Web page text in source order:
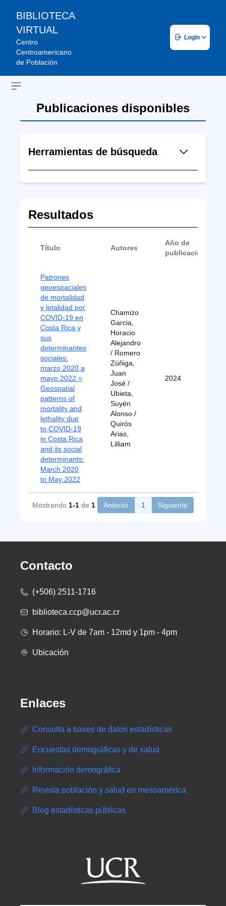
BIBLIOTECA
VIRTUAL
Centro
Centroamericano
de Población
Login
Open sidebar
Publicaciones disponibles
Herramientas de búsqueda
Resultados
Título Autores
Año de
publicación
Patrones
geoespaciales
de mortalidad
y letalidad por
COVID-19 en
Costa Rica y
sus
determinantes
sociales:
marzo 2020 a
mayo 2022 =
Geospatial
patterns of
mortality and
lethality due
to COVID-19
in Costa Rica
and its social
determinants:
March 2020
to May 2022
Chamizo
Garcia,
Horacio
Alejandro
/ Romero
Zúñiga,
Juan
José /
Ubieta,
Suyén
Alonso /
Quirós
Arias,
Lilliam
2024
Mostrando 1-1 de 1 Anterior 1 Siguiente
Contacto
(+506) 2511-1716
biblioteca.ccp@ucr.ac.cr
Horario: L-V de 7am - 12md y 1pm - 4pm
Ubicación
Enlaces
Consulta a bases de datos estadísticas
Encuestas demográficas y de salud
Información demográfica
Revista población y salud en mesoamérica
Blog estadísticas públicas